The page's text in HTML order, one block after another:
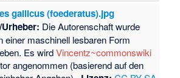
gallicus (foederatus).jpg
Die Autorenschaft wurde
einer maschinell lesbaren Form
Es wirdVincentz~commonswiki
angenommen (basierend auf den